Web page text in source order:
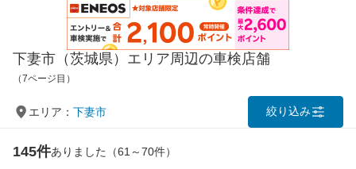
下妻市（茨城県）エリア周辺の車検店舗
（7ページ目）
エリア： 下妻市 絞り込み
145件ありました（61～70件）